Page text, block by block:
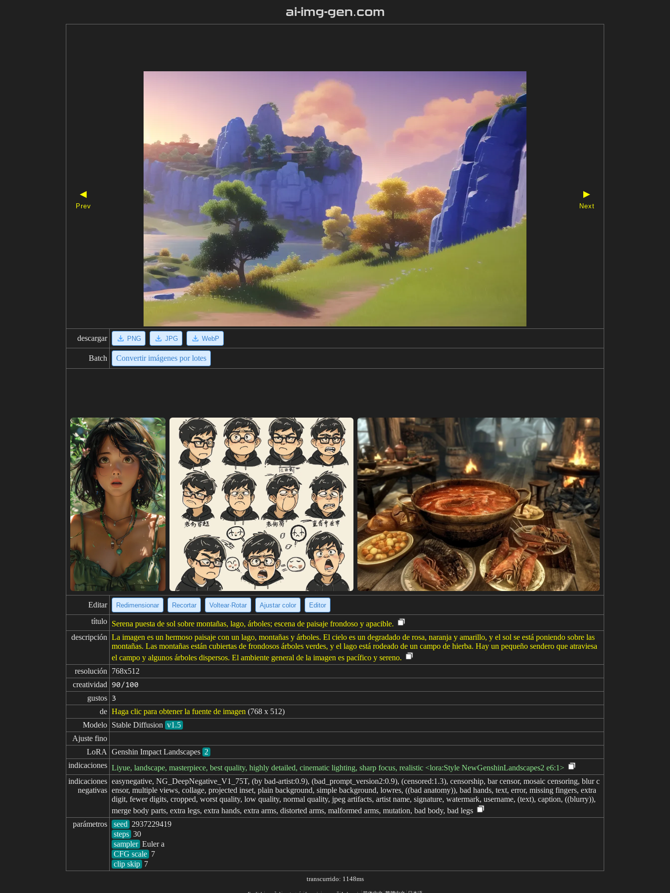
ai-img-gen.com
◀
Prev
▶
Next
descargar PNG JPG WebP
Batch Convertir imágenes por lotes
Editar Redimensionar Recortar Voltear·Rotar Ajustar color Editor
título Serena puesta de sol sobre montañas, lago, árboles; escena de paisaje frondoso y apacible.
descripción La imagen es un hermoso paisaje con un lago, montañas y árboles. El cielo es un degradado de rosa, naranja y amarillo, y el sol se está poniendo sobre las
montañas. Las montañas están cubiertas de frondosos árboles verdes, y el lago está rodeado de un campo de hierba. Hay un pequeño sendero que atraviesa
el campo y algunos árboles dispersos. El ambiente general de la imagen es pacífico y sereno.
resolución
768x512
creatividad
90/100
gustos 3
de Haga clic para obtener la fuente de imagen (768 x 512)
Modelo Stable Diffusion v1.5
Ajuste fino
LoRA
Genshin Impact Landscapes 2
indicaciones Liyue, landscape, masterpiece, best quality, highly detailed, cinematic lighting, sharp focus, realistic <lora:Style NewGenshinLandscapes2 e6:1>
indicaciones
negativas
easynegative, NG_DeepNegative_V1_75T, (by bad-artist:0.9), (bad_prompt_version2:0.9), (censored:1.3), censorship, bar censor, mosaic censoring, blur c
ensor, multiple views, collage, projected inset, plain background, simple background, lowres, ((bad anatomy)), bad hands, text, error, missing fingers, extra
digit, fewer digits, cropped, worst quality, low quality, normal quality, jpeg artifacts, artist name, signature, watermark, username, (text), caption, ((blurry)),
merge body parts, extra legs, extra hands, extra arms, distorted arms, malformed arms, mutation, bad body, bad legs
parámetros
seed
steps
sampler
CFG scale
clip skip 7
transcurrido: 1148ms